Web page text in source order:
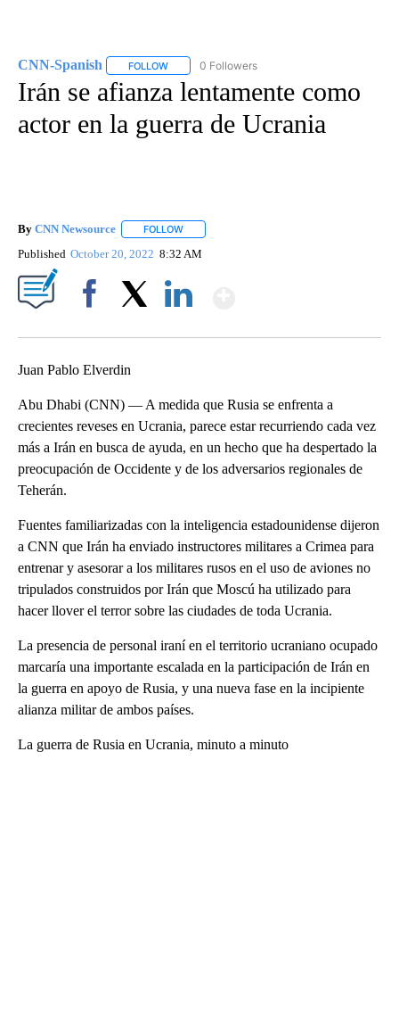
CNN-Spanish FOLLOW FOLLOW "CNN-SPANISH" TO RECEIVE
0 Followers
Irán se afianza lentamente como
actor en la guerra de Ucrania
By CNN Newsource FOLLOW
Published October 20, 2022 8:32 AM
Juan Pablo Elverdin
Abu Dhabi (CNN) — A medida que Rusia se enfrenta a
crecientes reveses en Ucrania, parece estar recurriendo cada vez
más a Irán en busca de ayuda, en un hecho que ha despertado la
preocupación de Occidente y de los adversarios regionales de
Teherán.
Fuentes familiarizadas con la inteligencia estadounidense dijeron
a CNN que Irán ha enviado instructores militares a Crimea para
entrenar y asesorar a los militares rusos en el uso de aviones no
tripulados construidos por Irán que Moscú ha utilizado para
hacer llover el terror sobre las ciudades de toda Ucrania.
La presencia de personal iraní en el territorio ucraniano ocupado
marcaría una importante escalada en la participación de Irán en
la guerra en apoyo de Rusia, y una nueva fase en la incipiente
alianza militar de ambos países.
La guerra de Rusia en Ucrania, minuto a minuto